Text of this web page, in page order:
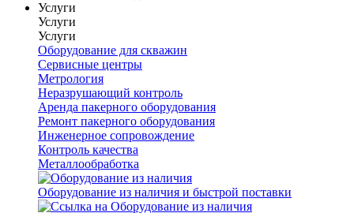
Услуги
Услуги
Услуги
Оборудование для скважин
Сервисные центры
Метрология
Неразрушающий контроль
Аренда пакерного оборудования
Ремонт пакерного оборудования
Инженерное сопровождение
Контроль качества
Металлообработка
Оборудование из наличия и быстрой поставки